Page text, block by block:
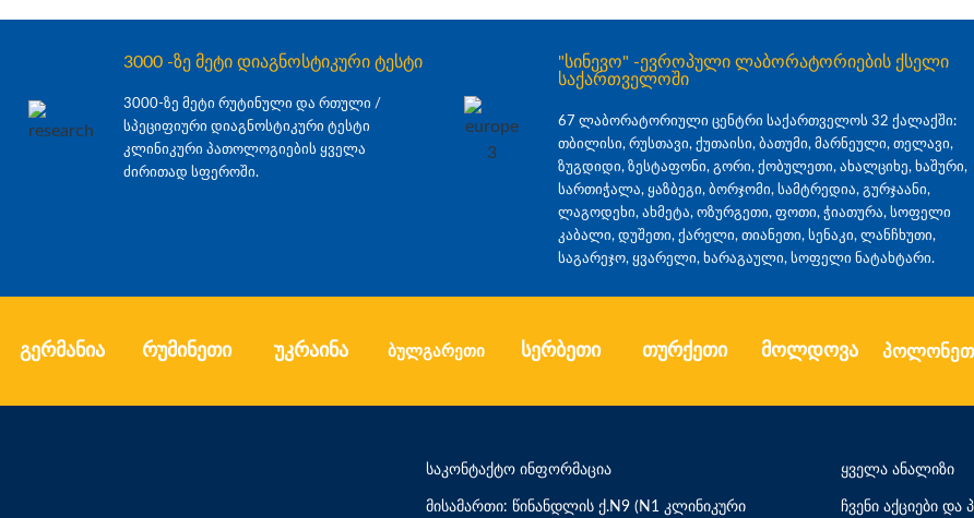
3000 -ზე მეტი დიაგნოსტიკური ტესტი
3000-ზე მეტი რუტინული და რთული /
სპეციფიური დიაგნოსტიკური ტესტი
კლინიკური პათოლოგიების ყველა
ძირითად სფეროში.
"სინევო" -ევროპული ლაბორატორიების ქსელი
საქართველოში
67 ლაბორატორიული ცენტრი საქართველოს 32 ქალაქში:
თბილისი, რუსთავი, ქუთაისი, ბათუმი, მარნეული, თელავი,
ზუგდიდი, ზესტაფონი, გორი, ქობულეთი, ახალციხე, ხაშური,
სართიჭალა, ყაზბეგი, ბორჯომი, სამტრედია, გურჯაანი,
ლაგოდეხი, ახმეტა, ოზურგეთი, ფოთი, ჭიათურა, სოფელი
კაბალი, დუშეთი, ქარელი, თიანეთი, სენაკი, ლანჩხუთი,
საგარეჯო, ყვარელი, ხარაგაული, სოფელი ნატახტარი.
გერმანია რუმინეთი უკრაინა ბულგარეთი სერბეთი თურქეთი მოლდოვა
საკონტაქტო ინფორმაცია
მისამართი: წინანდლის ქ.N9 (N1 კლინიკური
ყველა ანალიზი
ჩვენი აქციები